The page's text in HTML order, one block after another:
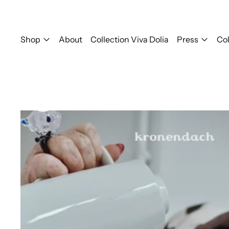
Shop About Collection Viva Dolia Press